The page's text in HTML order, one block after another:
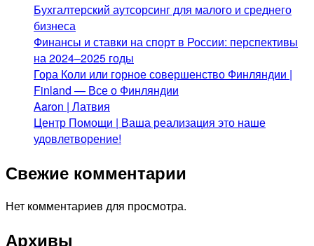
Бухгалтерский аутсорсинг для малого и среднего
бизнеса
Финансы и ставки на спорт в России: перспективы
на 2024–2025 годы
Гора Коли или горное совершенство Финляндии |
Finland — Все о Финляндии
Aaron | Латвия
Центр Помощи | Ваша реализация это наше
удовлетворение!
Свежие комментарии
Нет комментариев для просмотра.
Архивы